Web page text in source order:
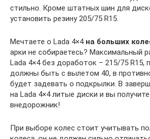
стильно. Кроме штатных шин для
установить резину 205/75 R15.
Мечтаете о Lada 4×4 на больших
арки не собираетесь? Максимальный
Lada 4×4 без доработок – 215/75 R15,
должны быть с вылетом 40, в
будет задевать о подкрылки. В
на Lada 4×4 литые диски и вы
внедорожник!
При выборе колес стоит учитывать